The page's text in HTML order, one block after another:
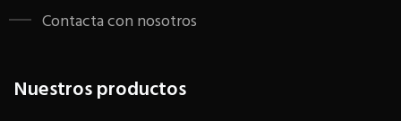
Contacta con nosotros
Nuestros productos